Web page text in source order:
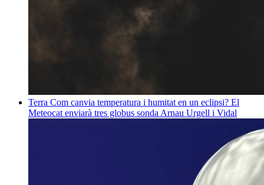
Terra Com canvia temperatura i humitat en un eclipsi? El
Meteocat enviarà tres globus sonda Arnau Urgell i Vidal